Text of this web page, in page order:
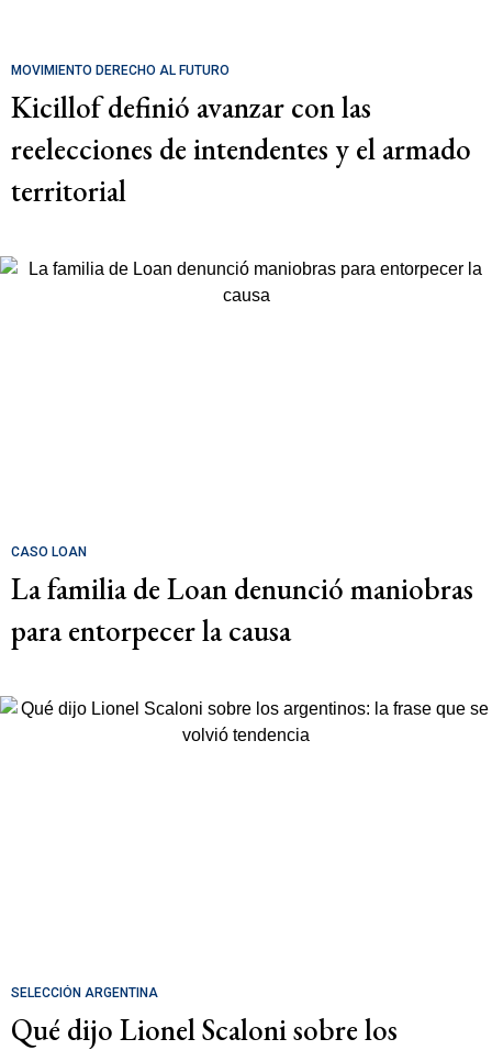
MOVIMIENTO DERECHO AL FUTURO
Kicillof definió avanzar con las
reelecciones de intendentes y el armado
territorial
CASO LOAN
La familia de Loan denunció maniobras
para entorpecer la causa
SELECCIÓN ARGENTINA
Qué dijo Lionel Scaloni sobre los